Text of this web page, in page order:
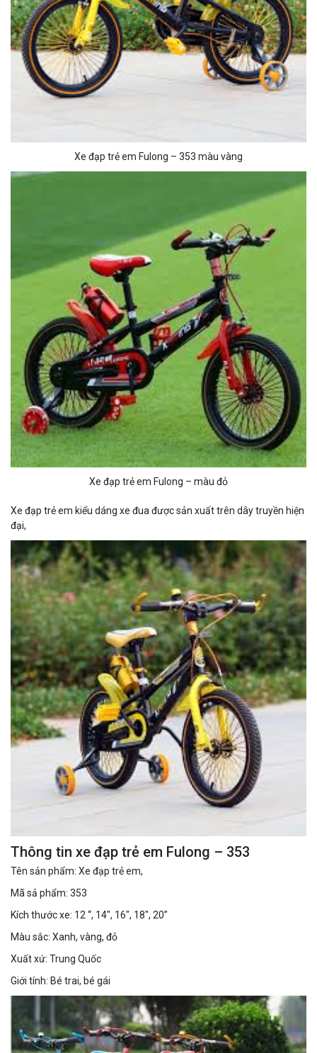
Xe đạp trẻ em Fulong – 353 màu vàng
Xe đạp trẻ em Fulong – màu đỏ
Xe đạp trẻ em kiểu dáng xe đua được sản xuất trên dây truyền hiện
đại,
Thông tin xe đạp trẻ em Fulong – 353
Tên sản phẩm: Xe đạp trẻ em,
Mã sả phẩm: 353
Kích thước xe: 12 “, 14″, 16″, 18″, 20”
Màu sắc: Xanh, vàng, đỏ
Xuất xứ: Trung Quốc
Giới tính: Bé trai, bé gái